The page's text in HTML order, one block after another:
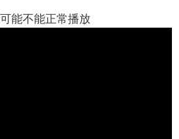
能不能正常播放